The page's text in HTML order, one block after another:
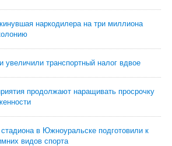
наркодилера на три миллиона
увеличили транспортный налог вдвое
продолжают наращивать просрочку
в Южноуральске подготовили к
видов спорта